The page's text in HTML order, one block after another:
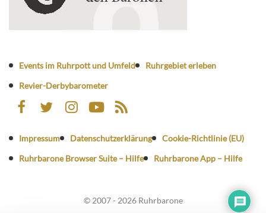
Events im Ruhrpott und Umfeld
Ruhrgebiet erleben
Revier-Derbybarometer
Impressum Datenschutzerklärung
Cookie-Richtlinie (EU)
Ruhrbarone Browser Suite – Hilfe
Ruhrbarone App – Hilfe
© 2007 - 2026 Ruhrbarone